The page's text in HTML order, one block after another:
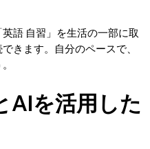
語 自習」を生活の一部に取
きます。自分のペースで、
AIを活用した